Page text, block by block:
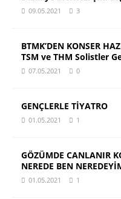
09.05.2021 3
BTMK’DEN KONSER
TSM ve THM Solistler
07.05.2021 0
GENÇLERLE TİYATRO
01.05.2021 1
GÖZÜMDE CANLANIR
NEREDE BEN
01.05.2021 1